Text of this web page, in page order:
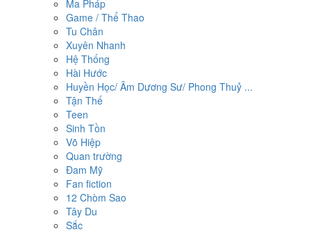
Ma Pháp
Game / Thể Thao
Tu Chân
Xuyên Nhanh
Hệ Thống
Hài Hước
Huyền Học/ Âm Dương Sư/ Phong Thuỷ ...
Tận Thế
Teen
Sinh Tồn
Võ Hiệp
Quan trường
Đam Mỹ
Fan fiction
12 Chòm Sao
Tây Du
Sắc